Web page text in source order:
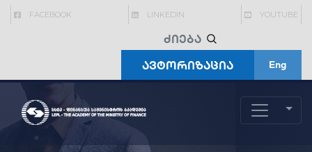
FACEBOOK LINKEDIN YOUTUBE
ავტორიზაცია Eng